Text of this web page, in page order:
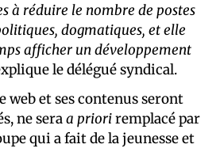
à réduire le nombre de postes
dogmatiques, et elle
afficher un développement
le délégué syndical.
web et ses contenus seront
ne seraa prioriremplacé par
qui a fait de la jeunesse et